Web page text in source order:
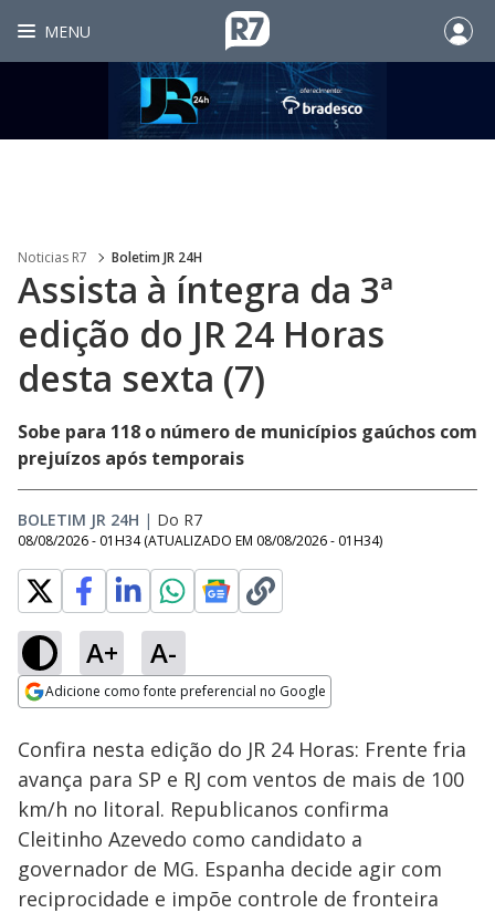
MENU
Noticias R7 Boletim JR 24H
Assista à íntegra da 3ª
edição do JR 24 Horas
desta sexta (7)
Sobe para 118 o número de municípios gaúchos com
prejuízos após temporais
BOLETIM JR 24H | Do R7
08/08/2026 - 01H34 (ATUALIZADO EM 08/08/2026 - 01H34)
A+ A-
Adicione como fonte preferencial no Google
Ativar
Loaded:
2.81%
Confira nesta edição do JR 24 Horas: Frente fria
avança para SP e RJ com ventos de mais de 100
km/h no litoral. Republicanos confirma
Cleitinho Azevedo como candidato a
governador de MG. Espanha decide agir com
reciprocidade e impõe controle de fronteira